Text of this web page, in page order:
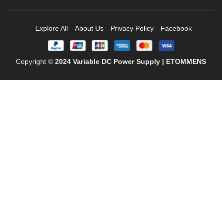
Copyright © 2024 Variable DC Power Supply | ETOMMENS
Explore All About Us Privacy Policy Facebook